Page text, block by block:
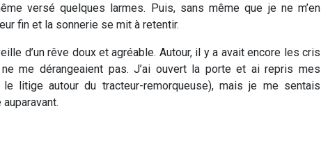
versé quelques larmes. Puis, sans même que je ne m’en
fin et la sonnerie se mit à retentir.
d’un rêve doux et agréable. Autour, il y a avait encore les cris
me dérangeaient pas. J’ai ouvert la porte et ai repris mes
litige autour du tracteur-remorqueuse), mais je me sentais